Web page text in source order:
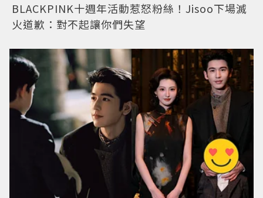
BLACKPINK十週年活動惹怒粉絲！Jisoo下場滅
火道歉：對不起讓你們失望